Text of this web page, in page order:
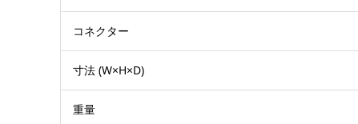
コネクター
寸法 (W×H×D)
重量